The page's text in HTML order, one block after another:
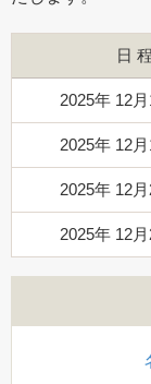
日 程
2025年 12
2025年 12
2025年 12
2025年 12